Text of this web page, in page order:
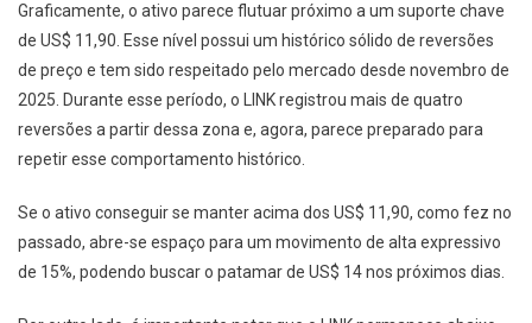
Graficamente, o ativo parece flutuar próximo a um suporte chave
de US$ 11,90. Esse nível possui um histórico sólido de reversões
de preço e tem sido respeitado pelo mercado desde novembro de
2025. Durante esse período, o LINK registrou mais de quatro
reversões a partir dessa zona e, agora, parece preparado para
repetir esse comportamento histórico.
Se o ativo conseguir se manter acima dos US$ 11,90, como fez no
passado, abre-se espaço para um movimento de alta expressivo
de 15%, podendo buscar o patamar de US$ 14 nos próximos dias.